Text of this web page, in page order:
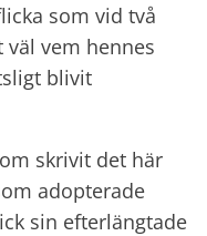
som vid två
väl vem hennes
blivit
skrivit det här
adopterade
sin efterlängtade